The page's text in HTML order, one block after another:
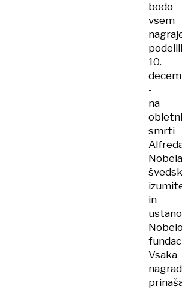
bodo
vsem
podelili
10.
-
na
smrti
in
Vsaka